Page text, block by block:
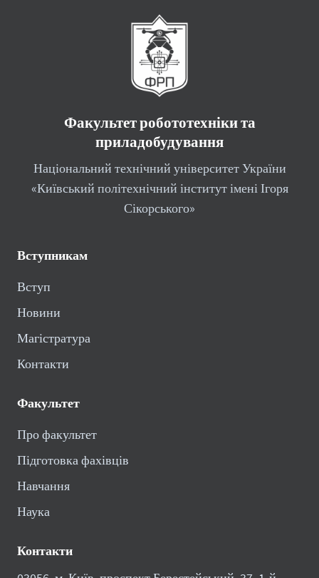
Факультет робототехніки та
приладобудування
Національний технічний університет України
«Київський політехнічний інститут імені Ігоря
Сікорського»
Вступникам
Вступ
Новини
Магістратура
Контакти
Факультет
Про факультет
Підготовка фахівців
Навчання
Наука
Контакти